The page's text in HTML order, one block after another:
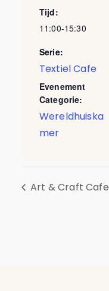
Tijd:
11:00-15:30
Serie:
Textiel Cafe
Evenement
Categorie:
Wereldhuiska
mer
Art & Craft Cafe